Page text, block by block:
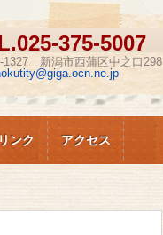
025-375-5007
1327 新潟市西蒲区中之口298
リンク アクセス